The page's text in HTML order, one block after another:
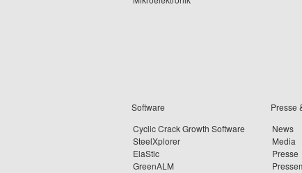
Software
Cyclic Crack Growth Software
SteelXplorer
ElaStic
GreenALM
Presse
News
Media
Presse